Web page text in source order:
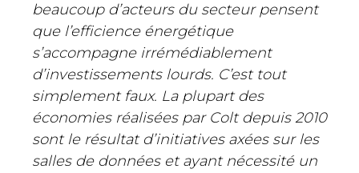
beaucoup d’acteurs du secteur pensent
que l’efficience énergétique
s’accompagne irrémédiablement
d’investissements lourds. C’est tout
simplement faux. La plupart des
économies réalisées par Colt depuis 2010
sont le résultat d’initiatives axées sur les
salles de données et ayant nécessité un